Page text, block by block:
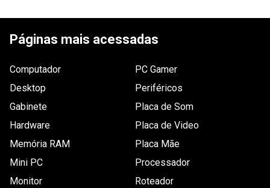
informações
- Bateria recarregável integrada (Li-Íon / 300mAh);
Páginas mais acessadas
Computador
Desktop
Gabinete
Hardware
Memória RAM
Mini PC
Monitor
PC Gamer
Periféricos
Placa de Som
Placa de Video
Placa Mãe
Processador
Roteador